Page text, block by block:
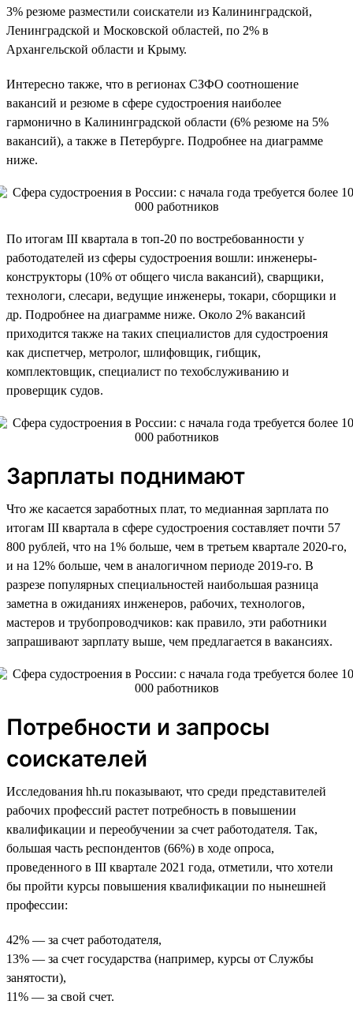
3% резюме разместили соискатели из Калининградской,
Ленинградской и Московской областей, по 2% в
Архангельской области и Крыму.
Интересно также, что в регионах СЗФО соотношение
вакансий и резюме в сфере судостроения наиболее
гармонично в Калининградской области (6% резюме на 5%
вакансий), а также в Петербурге. Подробнее на диаграмме
ниже.
По итогам III квартала в топ-20 по востребованности у
работодателей из сферы судостроения вошли: инженеры-
конструкторы (10% от общего числа вакансий), сварщики,
технологи, слесари, ведущие инженеры, токари, сборщики и
др. Подробнее на диаграмме ниже. Около 2% вакансий
приходится также на таких специалистов для судостроения
как диспетчер, метролог, шлифовщик, гибщик,
комплектовщик, специалист по техобслуживанию и
проверщик судов.
Зарплаты поднимают
Что же касается заработных плат, то медианная зарплата по
итогам III квартала в сфере судостроения составляет почти 57
800 рублей, что на 1% больше, чем в третьем квартале 2020-го,
и на 12% больше, чем в аналогичном периоде 2019-го. В
разрезе популярных специальностей наибольшая разница
заметна в ожиданиях инженеров, рабочих, технологов,
мастеров и трубопроводчиков: как правило, эти работники
запрашивают зарплату выше, чем предлагается в вакансиях.
Потребности и запросы
соискателей
Исследования hh.ru показывают, что среди представителей
рабочих профессий растет потребность в повышении
квалификации и переобучении за счет работодателя. Так,
большая часть респондентов (66%) в ходе опроса,
проведенного в III квартале 2021 года, отметили, что хотели
бы пройти курсы повышения квалификации по нынешней
профессии:
42% — за счет работодателя,
13% — за счет государства (например, курсы от Службы
занятости),
11% — за свой счет.